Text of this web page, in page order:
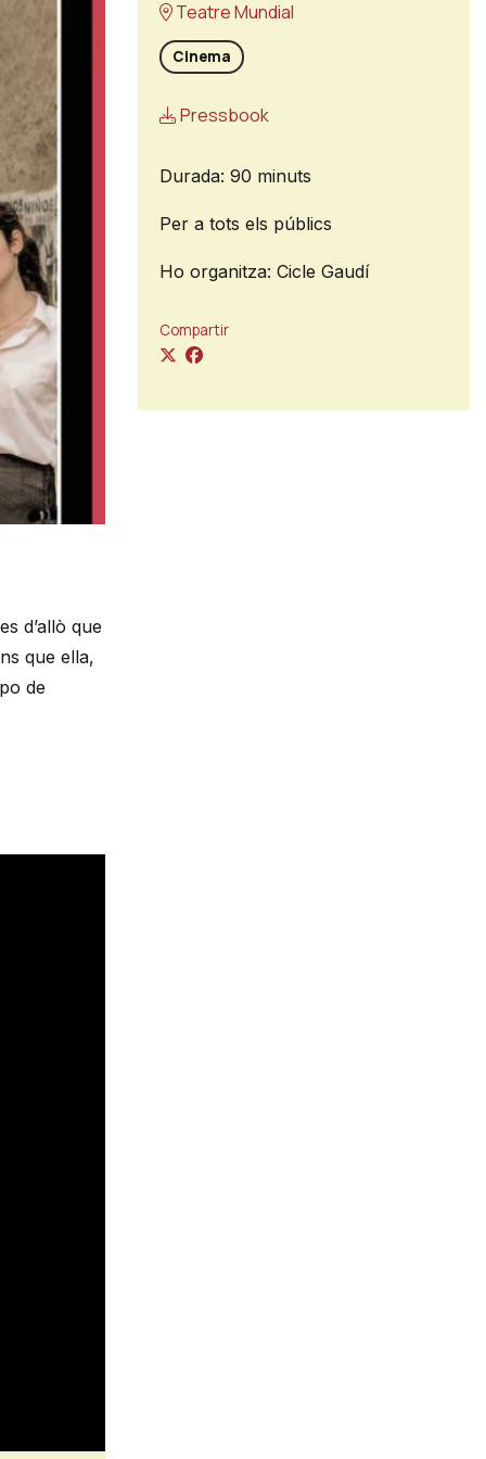
Teatre Mundial
Cinema
Pressbook
Durada: 90 minuts
Per a tots els públics
Ho organitza: Cicle Gaudí
Compartir
d’allò que
que ella,
de